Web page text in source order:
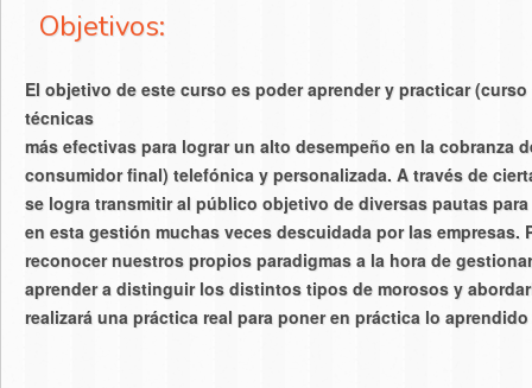
Objetivos:
El objetivo de este curso es poder aprender y practicar
técnicas
más efectivas para lograr un alto desempeño en la cobranza
consumidor final) telefónica y personalizada. A través de
se logra transmitir al público objetivo de diversas pautas
en esta gestión muchas veces descuidada por las empresas.
reconocer nuestros propios paradigmas a la hora de
aprender a distinguir los distintos tipos de morosos y
realizará una práctica real para poner en práctica lo